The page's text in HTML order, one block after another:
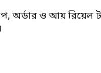
অর্ডার ও আয় রিয়েল